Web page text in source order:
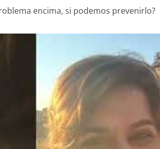
encima, si podemos prevenirlo?